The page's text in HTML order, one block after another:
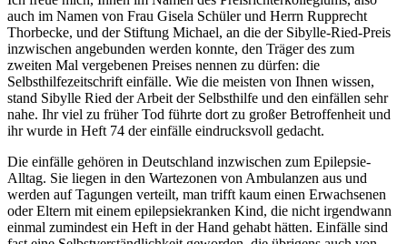
auch im Namen von Frau Gisela Schüler und Herrn Rupprecht
Thorbecke, und der Stiftung Michael, an die der Sibylle-Ried-Preis
inzwischen angebunden werden konnte, den Träger des zum
zweiten Mal vergebenen Preises nennen zu dürfen: die
Selbsthilfezeitschrift einfälle. Wie die meisten von Ihnen wissen,
stand Sibylle Ried der Arbeit der Selbsthilfe und den einfällen sehr
nahe. Ihr viel zu früher Tod führte dort zu großer Betroffenheit und
ihr wurde in Heft 74 der einfälle eindrucksvoll gedacht.
Die einfälle gehören in Deutschland inzwischen zum Epilepsie-
Alltag. Sie liegen in den Wartezonen von Ambulanzen aus und
werden auf Tagungen verteilt, man trifft kaum einen Erwachsenen
oder Eltern mit einem epilepsiekranken Kind, die nicht irgendwann
einmal zumindest ein Heft in der Hand gehabt hätten. Einfälle sind